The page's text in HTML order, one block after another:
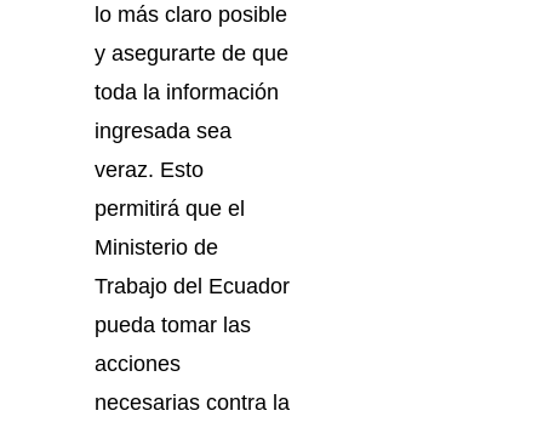
lo más claro posible
y asegurarte de que
toda la información
ingresada sea
veraz. Esto
permitirá que el
Ministerio de
Trabajo del Ecuador
pueda tomar las
acciones
necesarias contra la